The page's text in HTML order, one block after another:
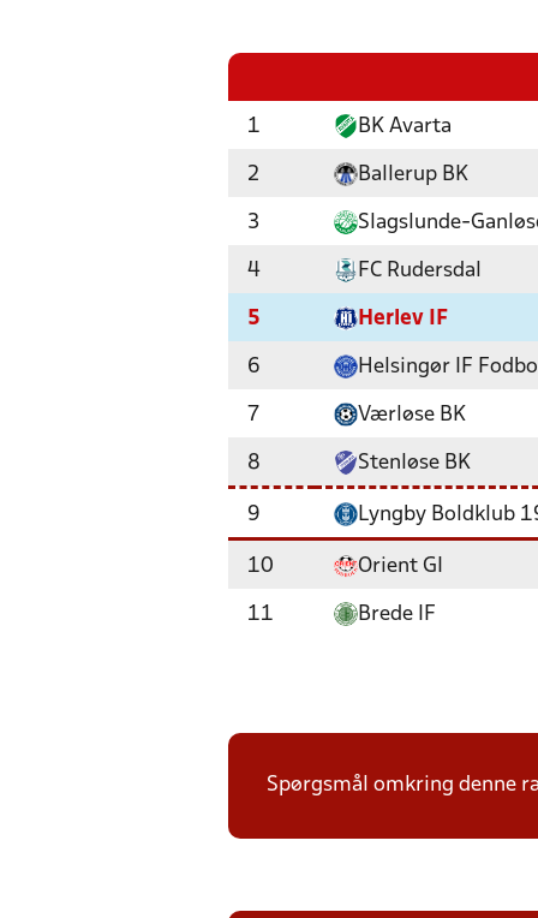
1 BK Avarta
2 Ballerup BK
3 Slagslunde-
4 FC Rudersdal
5 Herlev IF
6 Helsingør IF
7 Værløse BK
8 Stenløse BK
9 Lyngby Boldklub
10 Orient GI
11 Brede IF
Spørgsmål omkring denne